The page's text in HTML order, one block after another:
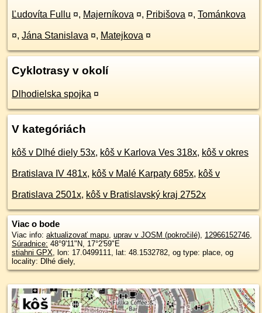
Ľudovíta Fullu ¤, Majerníkova ¤, Pribišova ¤, Tománkova
¤, Jána Stanislava ¤, Matejkova ¤
Cyklotrasy v okolí
Dlhodielska spojka ¤
V kategóriách
kôš v Dlhé diely 53x, kôš v Karlova Ves 318x, kôš v okres
Bratislava IV 481x, kôš v Malé Karpaty 685x, kôš v
Bratislava 2501x, kôš v Bratislavský kraj 2752x
Viac o bode
Viac info: aktualizovať mapu, uprav v JOSM (pokročilé), 12966152746,
Súradnice: 48°9'11"N, 17°2'59"E
stiahni GPX, lon: 17.0499111, lat: 48.1532782, og type: place, og
locality: Dlhé diely,